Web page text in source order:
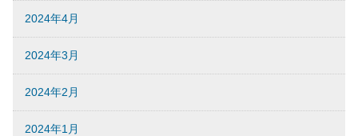
2024年4月
2024年3月
2024年2月
2024年1月